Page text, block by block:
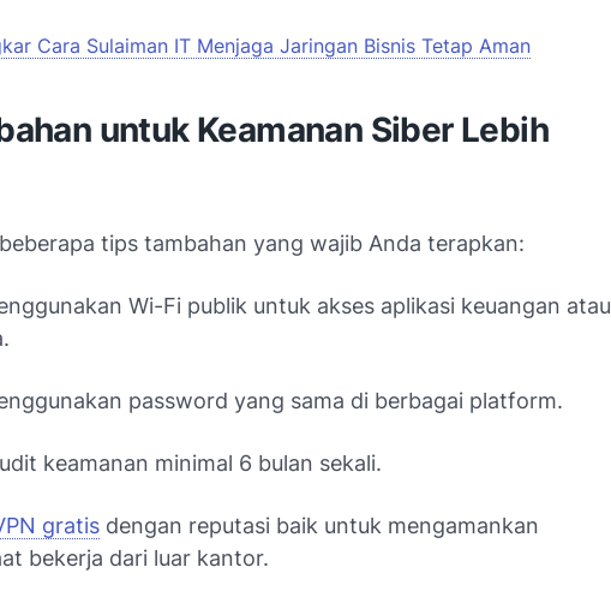
Cara Sulaiman IT Menjaga Jaringan Bisnis Tetap Aman
untuk Keamanan Siber Lebih
tips tambahan yang wajib Anda terapkan:
Wi-Fi publik untuk akses aplikasi keuangan atau
password yang sama di berbagai platform.
keamanan minimal 6 bulan sekali.
gratis dengan reputasi baik untuk mengamankan
bekerja dari luar kantor.